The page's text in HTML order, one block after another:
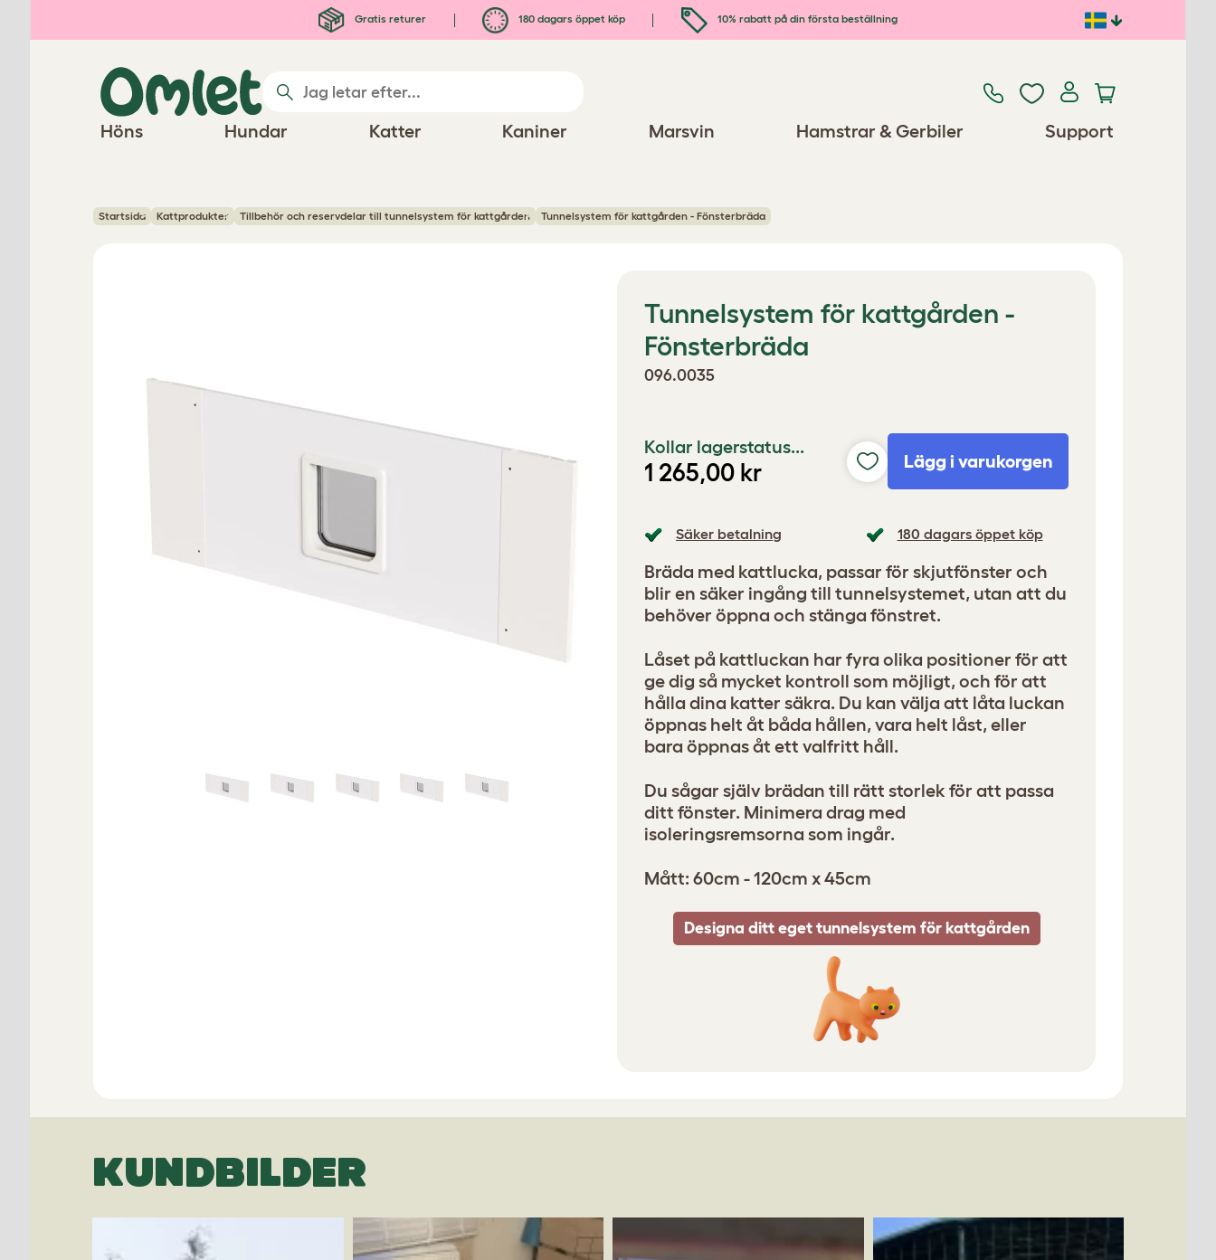
Gratis returer 180 dagars öppet köp 10% rabatt på din första beställning
Höns Hundar Katter Kaniner Marsvin Hamstrar & Gerbiler Support
Startsida Kattprodukter Tillbehör och reservdelar till tunnelsystem för kattgården Tunnelsystem för kattgården - Fönsterbräda
Tunnelsystem för kattgården -
Fönsterbräda
096.0035
Kollar lagerstatus...
1 265,00 kr Lägg i varukorgen
Säker betalning 180 dagars öppet köp
Bräda med kattlucka, passar för skjutfönster och
blir en säker ingång till tunnelsystemet, utan att du
behöver öppna och stänga fönstret.
Låset på kattluckan har fyra olika positioner för att
ge dig så mycket kontroll som möjligt, och för att
hålla dina katter säkra. Du kan välja att låta luckan
öppnas helt åt båda hållen, vara helt låst, eller
bara öppnas åt ett valfritt håll.
Du sågar själv brädan till rätt storlek för att passa
ditt fönster. Minimera drag med
isoleringsremsorna som ingår.
Mått: 60cm - 120cm x 45cm
Designa ditt eget tunnelsystem för kattgården
KUNDBILDER